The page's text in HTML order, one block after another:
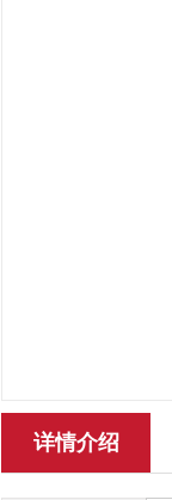
详情介绍